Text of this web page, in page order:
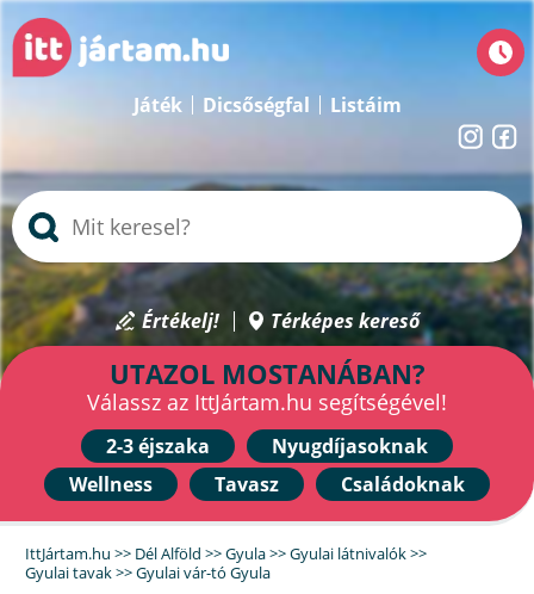
Játék Dicsőségfal Listáim
Értékelj! Térképes kereső
UTAZOL MOSTANÁBAN?
Válassz az IttJártam.hu segítségével!
2-3 éjszaka
Nyugdíjasoknak
Wellness
Tavasz Családoknak
IttJártam.hu >> Dél Alföld >>Gyula>>Gyulai látnivalók>>
Gyulai tavak>>Gyulai vár-tó Gyula